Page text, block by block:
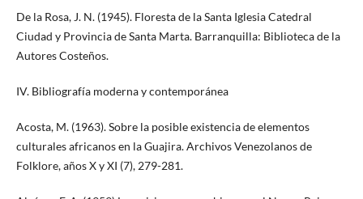
De la Rosa, J. N. (1945). Floresta de la Santa Iglesia Catedral
Ciudad y Provincia de Santa Marta. Barranquilla: Biblioteca de la
Autores Costeños.
IV. Bibliografía moderna y contemporánea
Acosta, M. (1963). Sobre la posible existencia de elementos
culturales africanos en la Guajira. Archivos Venezolanos de
Folklore, años X y XI (7), 279-281.